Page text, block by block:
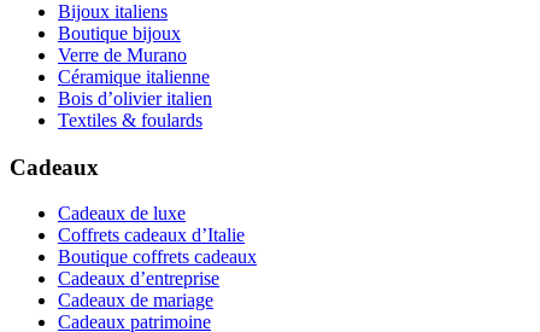
Bijoux italiens
Boutique bijoux
Verre de Murano
Céramique italienne
Bois d’olivier italien
Textiles & foulards
Cadeaux
Cadeaux de luxe
Coffrets cadeaux d’Italie
Boutique coffrets cadeaux
Cadeaux d’entreprise
Cadeaux de mariage
Cadeaux patrimoine